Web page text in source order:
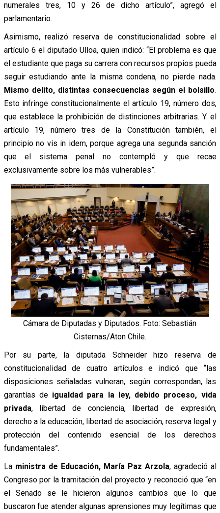
numerales tres, 10 y 26 de dicho artículo”, agregó el
parlamentario.
Asimismo, realizó reserva de constitucionalidad sobre el
artículo 6 el diputado Ulloa, quien indicó: “El problema es que
el estudiante que paga su carrera con recursos propios pueda
seguir estudiando ante la misma condena, no pierde nada.
Mismo delito, distintas consecuencias según el bolsillo.
Esto infringe constitucionalmente el artículo 19, número dos,
que establece la prohibición de distinciones arbitrarias. Y el
artículo 19, número tres de la Constitución también, el
principio no vis in idem, porque agrega una segunda sanción
que el sistema penal no contempló y que recae
exclusivamente sobre los más vulnerables”.
Cámara de Diputadas y Diputados. Foto: Sebastián
Cisternas/Aton Chile.
Por su parte, la diputada Schneider hizo reserva de
constitucionalidad de cuatro artículos e indicó que “las
disposiciones señaladas vulneran, según correspondan, las
garantías deigualdad para la ley, debido proceso, vida
privada, libertad de conciencia, libertad de expresión,
derecho a la educación, libertad de asociación, reserva legal y
protección del contenido esencial de los derechos
fundamentales”.
Laministra de Educación, María Paz Arzola, agradeció al
Congreso por la tramitación del proyecto y reconoció que “en
el Senado se le hicieron algunos cambios que lo que
buscaron fue atender algunas aprensiones muy legítimas que